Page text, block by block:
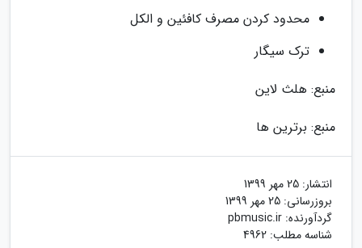
محدود کردن مصرف کافئین و الکل
ترک سیگار
منبع: هلث لاین
منبع: برترین ها
انتشار: 25 مهر 1399
بروزرسانی: 25 مهر 1399
گردآورنده: pbmusic.ir
شناسه مطلب: 4962